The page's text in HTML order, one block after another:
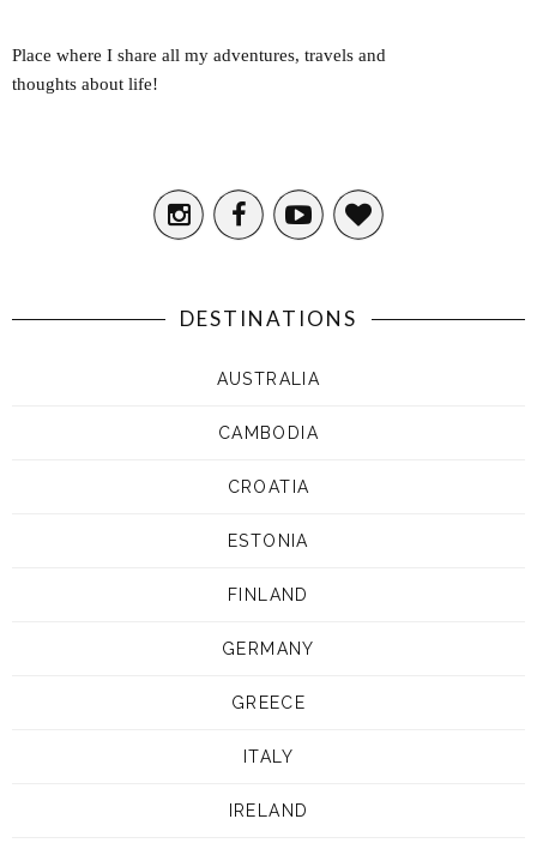
Place where I share all my adventures, travels and
thoughts about life!
DESTINATIONS
AUSTRALIA
CAMBODIA
CROATIA
ESTONIA
FINLAND
GERMANY
GREECE
ITALY
IRELAND